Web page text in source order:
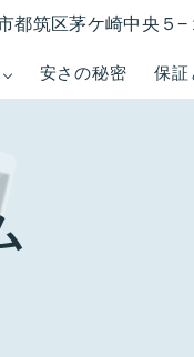
安さの秘密 保証
都筑区茅ケ崎中央５